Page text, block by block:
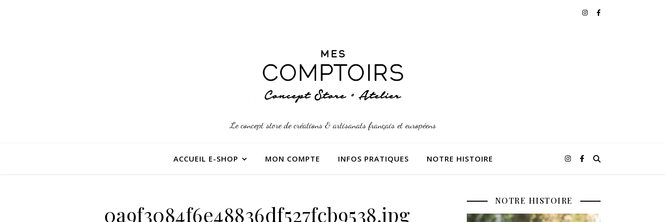
Le concept store de créations & artisanats français et européens
ACCUEIL E-SHOP MON COMPTE INFOS PRATIQUES NOTRE HISTOIRE
0a9f3084f6e48836df527fcb9538.jpg
NOTRE HISTOIRE